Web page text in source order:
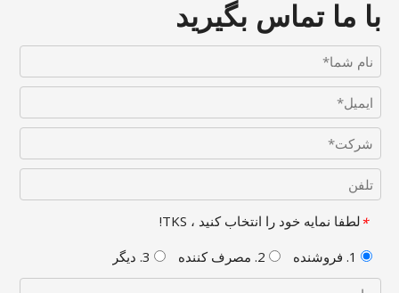
با ما تماس بگیرید
*لطفا نمایه خود را انتخاب کنید ، TKS!